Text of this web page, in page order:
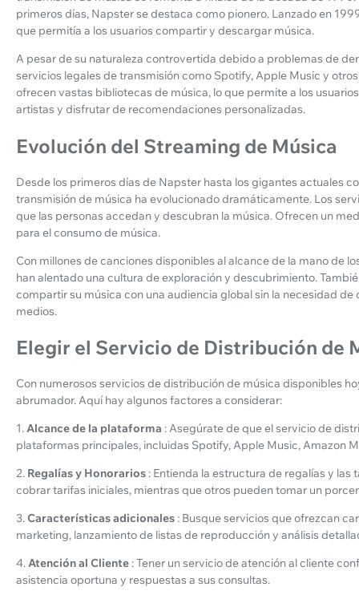
primeros días, Napster se destaca como pionero. Lanzado en
que permitía a los usuarios compartir y descargar música.
A pesar de su naturaleza controvertida debido a problemas de
servicios legales de transmisión como Spotify, Apple Music y
ofrecen vastas bibliotecas de música, lo que permite a los
artistas y disfrutar de recomendaciones personalizadas.
Evolución del Streaming de Música
Desde los primeros días de Napster hasta los gigantes actuales
transmisión de música ha evolucionado dramáticamente. Los
que las personas accedan y descubran la música. Ofrecen un
para el consumo de música.
Con millones de canciones disponibles al alcance de la mano de
han alentado una cultura de exploración y descubrimiento.
compartir su música con una audiencia global sin la necesidad
medios.
Elegir el Servicio de Distribución de
Con numerosos servicios de distribución de música disponibles
abrumador. Aquí hay algunos factores a considerar:
1.Alcance de la plataforma : Asegúrate de que el servicio de
plataformas principales, incluidas Spotify, Apple Music, Amazon
2. Regalías y Honorarios : Entienda la estructura de regalías y
cobrar tarifas iniciales, mientras que otros pueden tomar un
3.Características adicionales : Busque servicios que ofrezcan
marketing, lanzamiento de listas de reproducción y análisis
4.Atención al Cliente : Tener un servicio de atención al cliente
asistencia oportuna y respuestas a sus consultas.